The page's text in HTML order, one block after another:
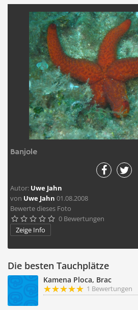
Banjole
Autor: Uwe Jahn
von Uwe Jahn 01.08.2008
Bewerte dieses Foto
     0 Bewertungen
Zeige Info
Die besten Tauchplätze
Kamena Ploca, Brac
1 Bewertungen